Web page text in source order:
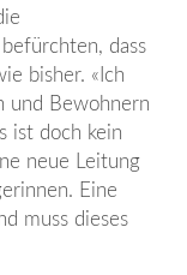
dass
bisher. «Ich
und Bewohnern
ist doch kein
neue Leitung
Eine
muss dieses